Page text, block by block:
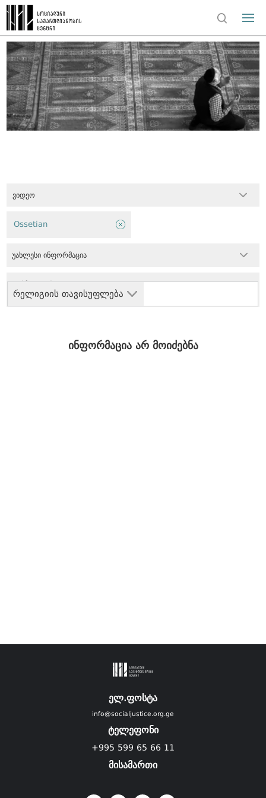
ვიდეო
რელიგიის თავისუფლება
Ossetian
უახლესი ინფორმაცია
ინფორმაცია არ მოიძებნა
ელ.ფოსტა
info@socialjustice.org.ge
ტელეფონი
+995 599 65 66 11
მისამართი